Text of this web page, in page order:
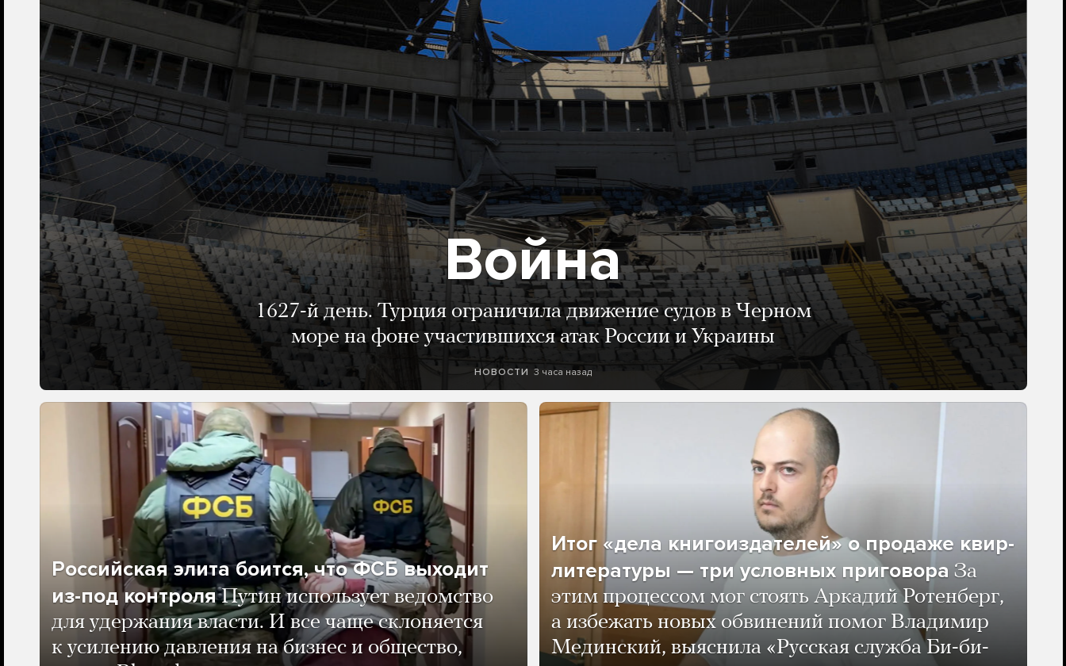
Война
1627-й день. Турция ограничила движение судов в Черном
море на фоне участившихся атак России и Украины
НОВОСТИ 3 часа назад
Российская элита боится, что ФСБ выходит
из-под контроля Путин использует ведомство
для удержания власти. И все чаще склоняется
к усилению давления на бизнес и общество,
Итог «дела книгоиздателей» о продаже квир-
литературы — три условных приговора За
этим процессом мог стоять Аркадий Ротенберг,
а избежать новых обвинений помог Владимир
Мединский, выяснила «Русская служба Би-би-